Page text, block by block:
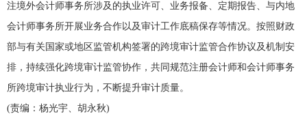
注境外会计师事务所涉及的执业许可、业务报备、定期报告、与内地
会计师事务所开展业务合作以及审计工作底稿保存等情况。按照财政
部与有关国家或地区监管机构签署的跨境审计监管合作协议及机制安
排，持续强化跨境审计监管协作，共同规范注册会计师和会计师事务
所跨境审计执业行为，不断提升审计质量。
(责编：杨光宇、胡永秋)